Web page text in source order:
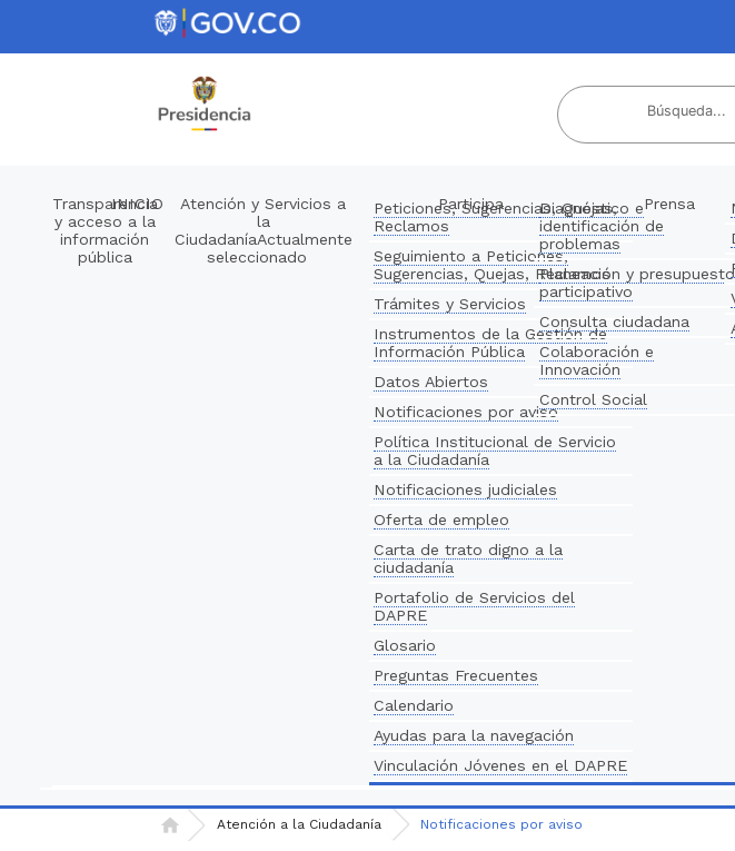
accesibilidad.
Presione
INICIO
Transparencia
y acceso a la
información
pública
Atención y Servicios a
la
CiudadaníaActualmente
seleccionado
Peticiones, Sugerencias, Quejas,
Reclamos
Seguimiento a Peticiones,
Sugerencias, Quejas, Reclamos
Trámites y Servicios
Instrumentos de la Gestión de
Información Pública
Datos Abiertos
Notificaciones por aviso
Política Institucional de Servicio
a la Ciudadanía
Notificaciones judiciales
Oferta de empleo
Carta de trato digno a la
ciudadanía
Portafolio de Servicios del
DAPRE
Glosario
Preguntas Frecuentes
Calendario
Ayudas para la navegación
Vinculación Jóvenes en el DAPRE
Participa
Diagnóstico e
identificación de
problemas
Planeación y presupuesto
participativo
Consulta ciudadana
Colaboración e
Innovación
Control Social
Prensa
Atención a la Ciudadanía Notificaciones por aviso